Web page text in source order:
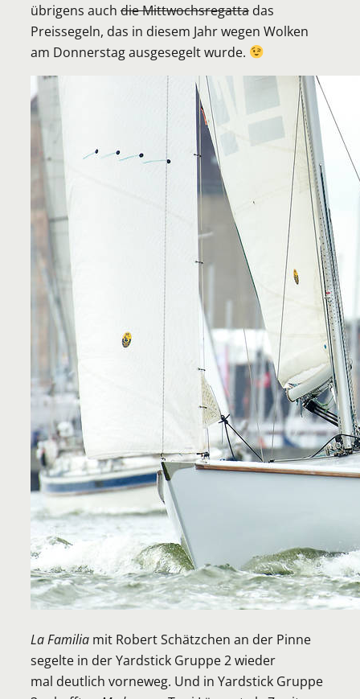
übrigens auch die Mittwochsregatta das
Preissegeln, das in diesem Jahr wegen Wolken
am Donnerstag ausgesegelt wurde.
La Familia mit Robert Schätzchen an der Pinne
segelte in der Yardstick Gruppe 2 wieder
mal deutlich vorneweg. Und in Yardstick Gruppe